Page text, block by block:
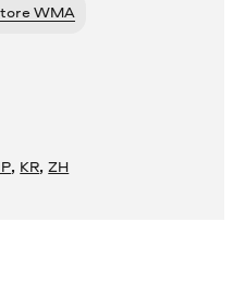
WMA
, KR,ZH